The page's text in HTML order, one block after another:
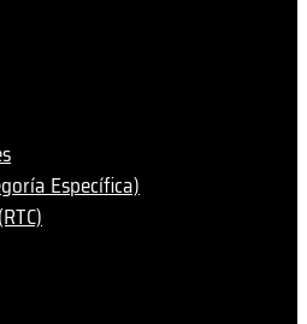
Específica)